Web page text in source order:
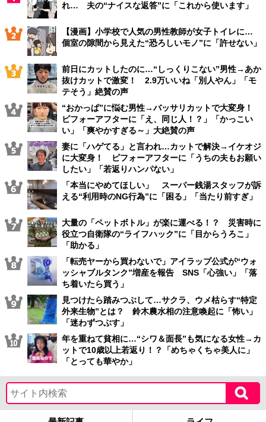
れ… 夫の“ナイスな返答”に「これから使います」
【漫画】小学校で人気の男性教師が女子トイレに…
個室の隙間から見えた“恐ろしいモノ”に「許せない」
前日にカットしたのに…“しっくりこない”男性→あか
抜けカットで激変！ 2.9万いいね「別人やん」「モ
テそう」絶賛の声
“おかっぱ”に悩む男性→バッサリカットで大変身！
ビフォーアフターに「え、同じ人！？」「かっこい
い」「爽やかすぎる～」大絶賛の声
妻に「ハゲてる」と言われ…カットで解決→イケオジ
に大変身！ ビフォーアフターに「うちの夫もお願い
したい」「若返りハンパない」
「本当にやめてほしい」 スーパー銭湯スタッフが訴
える“利用時のNG行為”に「困る」「当たり前すぎ」
大量の「ペットボトル」が楽に運べる！？ 災害時に
役立つ自衛隊の“ライフハック”に「目からうろこ」
「助かる」
「転売ヤーから買わないで」アイラップ公式が“ウォ
ッシャブルタンク”増産を報告 SNS「心強い」「落
ち着いたら買う」
見つけたら踏みつぶして…サクラ、ウメ枯らす“特定
外来生物”とは？ 鈴木農水相の注意喚起に「怖い」
「迷わずつぶす」
年を重ねて貧相に…“シワ＆面長”も気になる女性→カ
ットで10歳以上若返り！？「めちゃくちゃ美人に」
「とっても華やか」